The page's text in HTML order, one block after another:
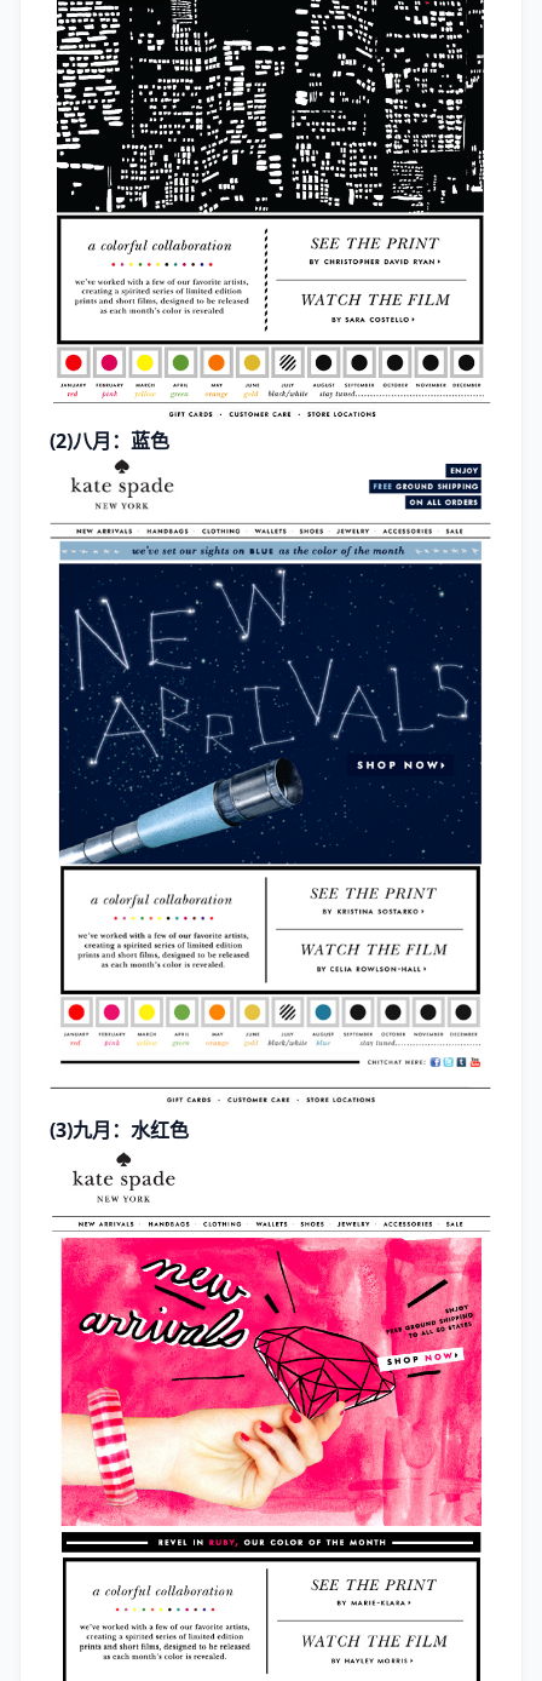
(2)八月：蓝色
(3)九月：水红色